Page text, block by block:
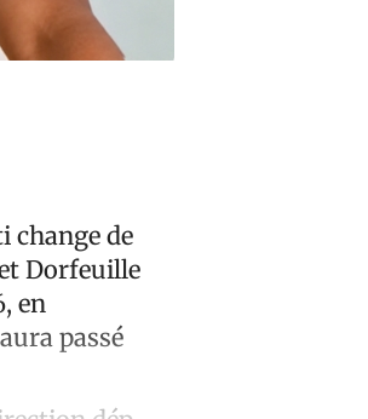
change de
Dorfeuille
en
passé